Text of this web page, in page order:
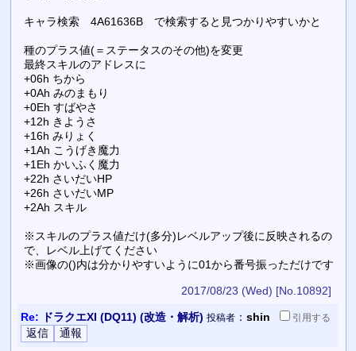
キャラ検索 4A61636B で検索すると見つかりやすいかと
種のプラス値(＝ステータスのその他)を変更
最終スキルのアドレスに
+06h ちから
+0Ah みのまもり
+0Eh すばやさ
+12h きようさ
+16h みりょく
+1Ah こうげき魔力
+1Eh かいふく魔力
+22h さいだいHP
+26h さいだいMP
+2Ah スキル
※スキルのプラス値だけ(多分)レベルアップ後に反映されるの
で、レベル上げてください
※画像の()内は分かりやすいように01から番号振っただけです
2017/08/23 (Wed) [No.10892]
Re: ドラクエXI (DQ11) (改造・解析) 投稿者： shin 引用する